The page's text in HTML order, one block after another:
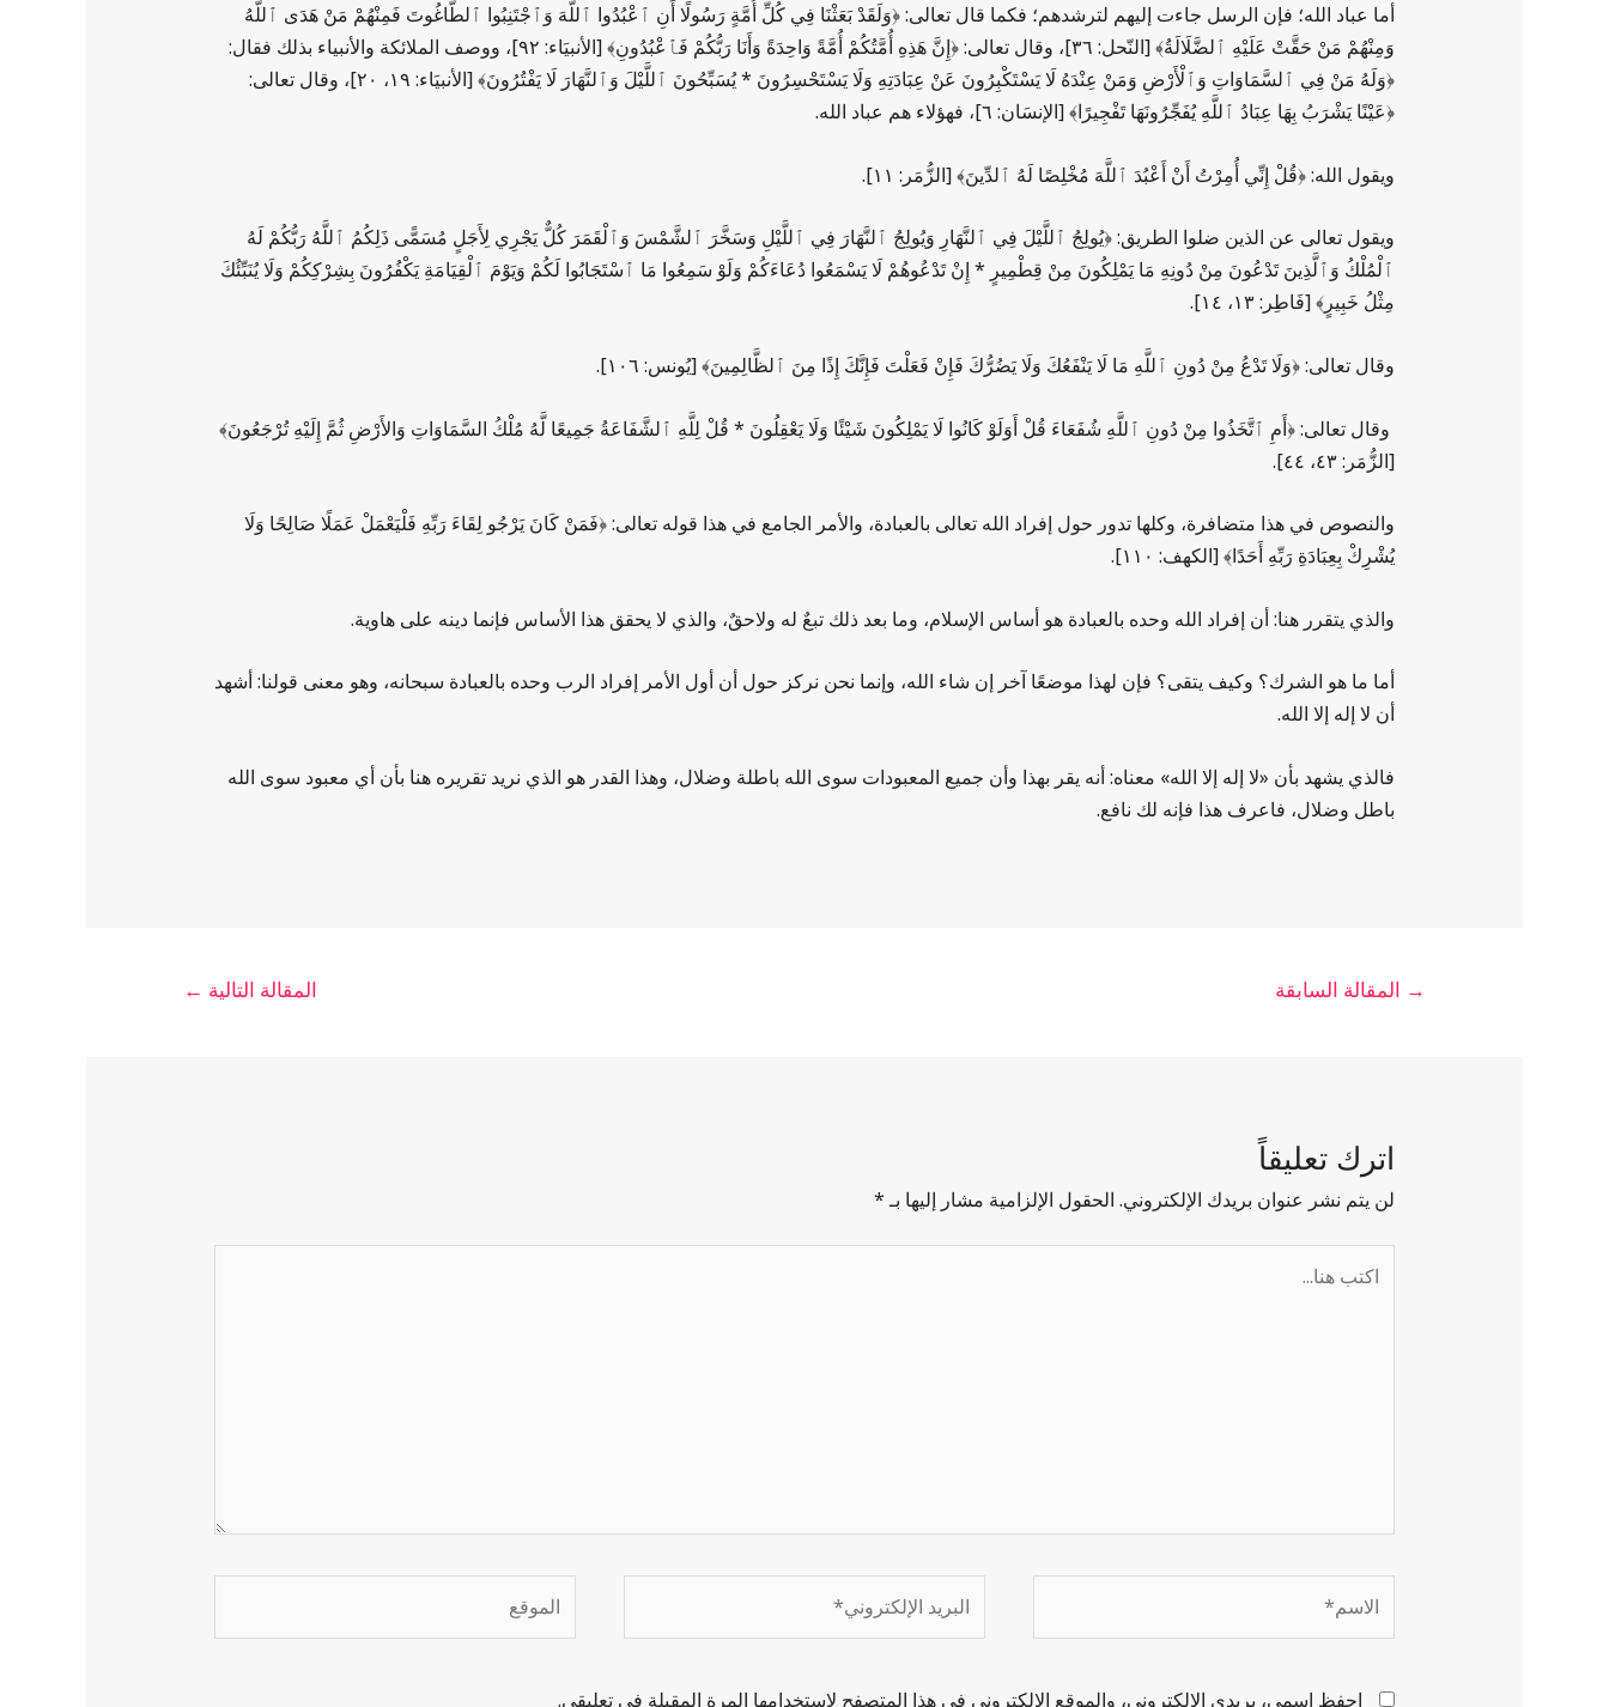
أما عباد الله؛ فإن الرسل جاءت إليهم لترشدهم؛ فكما قال تعالى: ﴿وَلَقَدْ بَعَثْنَا فِي كُلِّ أُمَّةٍ رَسُولًا أَنِ ٱعْبُدُوا ٱللَّهَ وَٱجْتَنِبُوا ٱلطَّاغُوتَ فَمِنْهُمْ مَنْ هَدَى ٱللَّهُ
وَمِنْهُمْ مَنْ حَقَّتْ عَلَيْهِ ٱلضَّلَالَةُ﴾ [النّحل: ٣٦]، وقال تعالى: ﴿إِنَّ هَذِهِ أُمَّتُكُمْ أُمَّةً وَاحِدَةً وَأَنَا رَبُّكُمْ فَٱعْبُدُونِ﴾ [الأنبيَاء: ٩٢]، ووصف الملائكة والأنبياء بذلك فقال:
﴿وَلَهُ مَنْ فِي ٱلسَّمَاوَاتِ وَٱلْأَرْضِ وَمَنْ عِنْدَهُ لَا يَسْتَكْبِرُونَ عَنْ عِبَادَتِهِ وَلَا يَسْتَحْسِرُونَ * يُسَبِّحُونَ ٱللَّيْلَ وَٱلنَّهَارَ لَا يَفْتُرُونَ﴾ [الأنبيَاء: ١٩، ٢٠]، وقال تعالى:
﴿عَيْنًا يَشْرَبُ بِهَا عِبَادُ ٱللَّهِ يُفَجِّرُونَهَا تَفْجِيرًا﴾ [الإنسَان: ٦]، فهؤلاء هم عباد الله.
ويقول الله: ﴿قُلْ إِنِّي أُمِرْتُ أَنْ أَعْبُدَ ٱللَّهَ مُخْلِصًا لَهُ ٱلدِّينَ﴾ [الزُّمَر: ١١].
ويقول تعالى عن الذين ضلوا الطريق: ﴿يُولِجُ ٱللَّيْلَ فِي ٱلنَّهَارِ وَيُولِجُ ٱلنَّهَارَ فِي ٱللَّيْلِ وَسَخَّرَ ٱلشَّمْسَ وَٱلْقَمَرَ كُلٌّ يَجْرِي لِأَجَلٍ مُسَمًّى ذَلِكُمُ ٱللَّهُ رَبُّكُمْ لَهُ
ٱلْمُلْكُ وَٱلَّذِينَ تَدْعُونَ مِنْ دُونِهِ مَا يَمْلِكُونَ مِنْ قِطْمِيرٍ * إِنْ تَدْعُوهُمْ لَا يَسْمَعُوا دُعَاءَكُمْ وَلَوْ سَمِعُوا مَا ٱسْتَجَابُوا لَكُمْ وَيَوْمَ ٱلْقِيَامَةِ يَكْفُرُونَ بِشِرْكِكُمْ وَلَا يُنَبِّئُكَ
مِثْلُ خَبِيرٍ﴾ [فَاطِر: ١٣، ١٤].
وقال تعالى: ﴿وَلَا تَدْعُ مِنْ دُونِ ٱللَّهِ مَا لَا يَنْفَعُكَ وَلَا يَضُرُّكَ فَإِنْ فَعَلْتَ فَإِنَّكَ إِذًا مِنَ ٱلظَّالِمِينَ﴾ [يُونس: ١٠٦].
وقال تعالى: ﴿أَمِ ٱتَّخَذُوا مِنْ دُونِ ٱللَّهِ شُفَعَاءَ قُلْ أَوَلَوْ كَانُوا لَا يَمْلِكُونَ شَيْئًا وَلَا يَعْقِلُونَ * قُلْ لِلَّهِ ٱلشَّفَاعَةُ جَمِيعًا لَّهُ مُلْكُ السَّمَاوَاتِ وَالأَرْضِ ثُمَّ إِلَيْهِ تُرْجَعُونَ﴾
[الزُّمَر: ٤٣، ٤٤].
والنصوص في هذا متضافرة، وكلها تدور حول إفراد الله تعالى بالعبادة، والأمر الجامع في هذا قوله تعالى: ﴿فَمَنْ كَانَ يَرْجُو لِقَاءَ رَبِّهِ فَلْيَعْمَلْ عَمَلًا صَالِحًا وَلَا
يُشْرِكْ بِعِبَادَةِ رَبِّهِ أَحَدًا﴾ [الكهف: ١١٠].
والذي يتقرر هنا: أن إفراد الله وحده بالعبادة هو أساس الإسلام، وما بعد ذلك تبعٌ له ولاحقٌ، والذي لا يحقق هذا الأساس فإنما دينه على هاوية.
أما ما هو الشرك؟ وكيف يتقى؟ فإن لهذا موضعًا آخر إن شاء الله، وإنما نحن نركز حول أن أول الأمر إفراد الرب وحده بالعبادة سبحانه، وهو معنى قولنا: أشهد
أن لا إله إلا الله.
فالذي يشهد بأن «لا إله إلا الله» معناه: أنه يقر بهذا وأن جميع المعبودات سوى الله باطلة وضلال، وهذا القدر هو الذي نريد تقريره هنا بأن أي معبود سوى الله
باطل وضلال، فاعرف هذا فإنه لك نافع.
→ المقالة السابقة المقالة التالية ←
اترك تعليقاً
لن يتم نشر عنوان بريدك الإلكتروني. الحقول الإلزامية مشار إليها بـ*
احفظ اسمي، بريدي الإلكتروني، والموقع الإلكتروني في هذا المتصفح لاستخدامها المرة المقبلة في تعليقي.